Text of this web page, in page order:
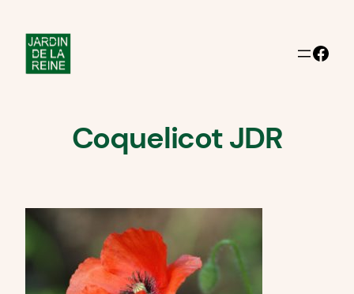
contenu
Facebook
Coquelicot JDR